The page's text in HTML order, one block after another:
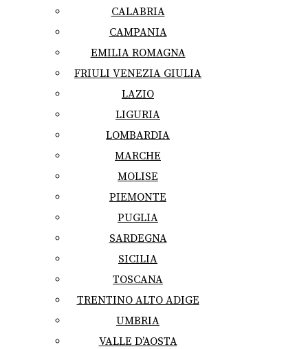
CALABRIA
CAMPANIA
EMILIA ROMAGNA
FRIULI VENEZIA GIULIA
LAZIO
LIGURIA
LOMBARDIA
MARCHE
MOLISE
PIEMONTE
PUGLIA
SARDEGNA
SICILIA
TOSCANA
TRENTINO ALTO ADIGE
UMBRIA
VALLE D’AOSTA